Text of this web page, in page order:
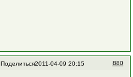
Поделиться 880
2011-04-09 20:15